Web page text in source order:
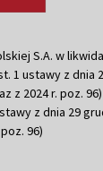
S.A. w
1 ustawy z dnia
z 2024 r. poz.
z dnia 29
96)